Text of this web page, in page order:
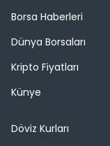
Borsa Haberleri
Dünya Borsaları
Kripto Fiyatları
Künye
Döviz Kurları